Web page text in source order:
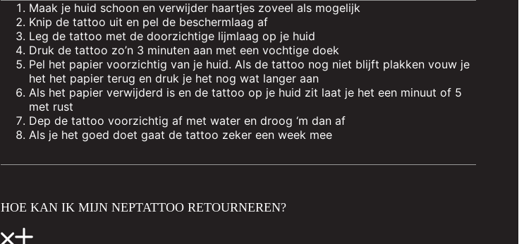
Maak je huid schoon en verwijder haartjes zoveel als mogelijk
Knip de tattoo uit en pel de beschermlaag af
Leg de tattoo met de doorzichtige lijmlaag op je huid
Druk de tattoo zo’n 3 minuten aan met een vochtige doek
Pel het papier voorzichtig van je huid. Als de tattoo nog niet blijft plakken vouw je
het het papier terug en druk je het nog wat langer aan
Als het papier verwijderd is en de tattoo op je huid zit laat je het een minuut of 5
met rust
Dep de tattoo voorzichtig af met water en droog ‘m dan af
Als je het goed doet gaat de tattoo zeker een week mee
HOE KAN IK MIJN NEPTATTOO RETOURNEREN?